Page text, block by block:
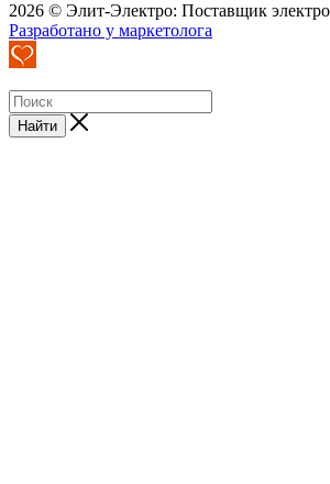
2026 © Элит-Электро: Поставщик
Разработано у маркетолога
Найти